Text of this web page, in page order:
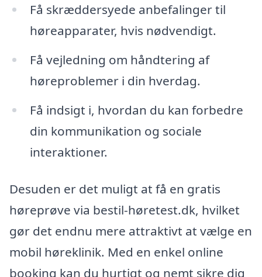
Få skræddersyede anbefalinger til
høreapparater, hvis nødvendigt.
Få vejledning om håndtering af
høreproblemer i din hverdag.
Få indsigt i, hvordan du kan forbedre
din kommunikation og sociale
interaktioner.
Desuden er det muligt at få en gratis
høreprøve via bestil-høretest.dk, hvilket
gør det endnu mere attraktivt at vælge en
mobil høreklinik. Med en enkel online
booking kan du hurtigt og nemt sikre dig